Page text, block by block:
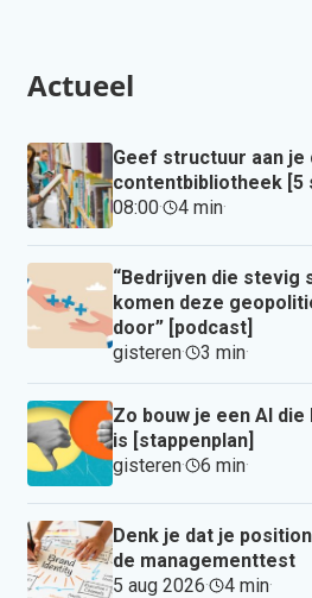
Actueel
Geef structuur aan
contentbibliotheek [5
08:00· 4 min·
“Bedrijven die stevig
komen deze
door” [podcast]
gisteren· 3 min·
Zo bouw je een AI
is [stappenplan]
gisteren· 6 min·
Denk je dat je
de managementtest
5 aug 2026· 4 min·